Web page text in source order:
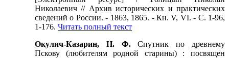
Николаевич // Архив исторических и практических
сведений о России. - 1863, 1865. - Кн. V, VI. - С. 1-96,
1-176. Читать полный текст
Окулич-Казарин, Н. Ф.Спутник по древнему
Пскову (любителям родной старины) : посвящен